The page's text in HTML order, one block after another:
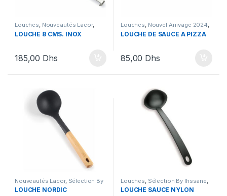
Louches, Nouveautés Lacor,
Sélection Nouveautés,
Ustensiles
LOUCHE 8 CMS. INOX
185,00 Dhs
Louches, Nouvel Arrivage 2024,
Sélection Spring by ihsun,
Ustensiles
LOUCHE DE SAUCE À PIZZA
85,00 Dhs
Nouveautés Lacor, Sélection By
Ihssane,Ustensiles
LOUCHE NORDIC
Louches Sélection By Ihssane
Ustensiles
LOUCHE SAUCE NYLON